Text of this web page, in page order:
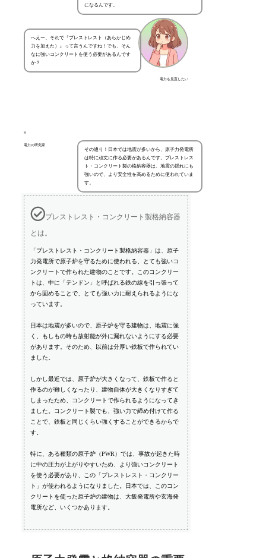
になるんです。
電力を見直したい
へえー、それで『プレストレスト（あらかじめ
力を加えた）』って言うんですね！でも、そん
なに強いコンクリートを使う必要があるんです
か？
電力の研究家
その通り！日本では地震が多いから、原子力発電所
は特に頑丈に作る必要があるんです。プレストレス
ト・コンクリート製の格納容器は、地震の揺れにも
強いので、より安全性を高めるために使われていま
す。
プレストレスト・コンクリート製格納容器
とは。
「プレストレスト・コンクリート製格納容器」は、原子
力発電所で原子炉を守るために使われる、とても強いコ
ンクリートで作られた建物のことです。このコンクリー
トは、中に「テンドン」と呼ばれる鉄の線を引っ張って
から固めることで、とても強い力に耐えられるようにな
っています。
日本は地震が多いので、原子炉を守る建物は、地震に強
く、もしもの時も放射能が外に漏れないようにする必要
があります。そのため、以前は分厚い鉄板で作られてい
ました。
しかし最近では、原子炉が大きくなって、鉄板で作ると
作るのが難しくなったり、建物自体が大きくなりすぎて
しまったため、コンクリートで作られるようになってき
ました。コンクリート製でも、強い力で締め付けて作る
ことで、鉄板と同じくらい強くすることができるからで
す。
特に、ある種類の原子炉（PWR）では、事故が起きた時
に中の圧力が上がりやすいため、より強いコンクリート
を使う必要があり、この「プレストレスト・コンクリー
ト」が使われるようになりました。日本では、このコン
クリートを使った原子炉の建物は、大飯発電所や玄海発
電所など、いくつかあります。